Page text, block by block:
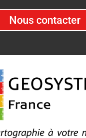
Nous contacter